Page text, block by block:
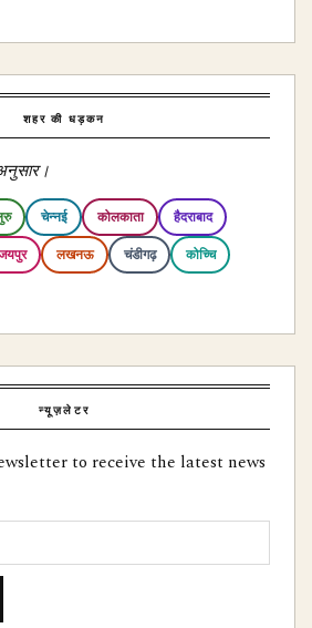
शहर की धड़कन
चेन्नई कोलकाता हैदराबाद
लखनऊ चंडीगढ़ कोच्चि
न्यूज़लेटर
to receive the latest news